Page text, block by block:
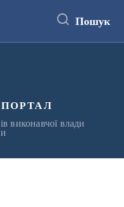
Пошук
виконавчої влади